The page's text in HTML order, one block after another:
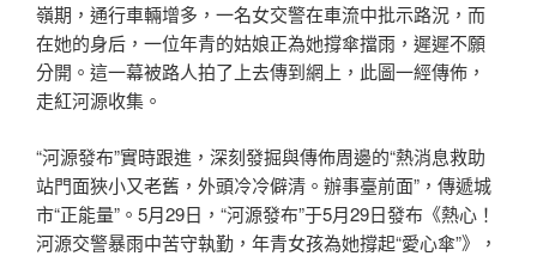
嶺期，通行車輛增多，一名女交警在車流中批示路況，而
在她的身后，一位年青的姑娘正為她撐傘擋雨，遲遲不願
分開。這一幕被路人拍了上去傳到網上，此圖一經傳佈，
走紅河源收集。
“河源發布”實時跟進，深刻發掘與傳佈周邊的“熱消息救助
站門面狹小又老舊，外頭冷冷僻清。辦事臺前面”，傳遞城
市“正能量”。5月29日，“河源發布”于5月29日發布《熱心！
河源交警暴雨中苦守執勤，年青女孩為她撐起“愛心傘”》，